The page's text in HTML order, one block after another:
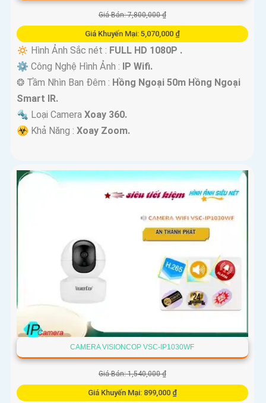
Giá Bán: 7,800,000 ₫
Giá Khuyến Mại: 5,070,000 ₫
🔅 Hình Ảnh Sắc nét : FULL HD 1080P .
⚙ Công Nghệ Hình Ảnh : IP Wifi.
❂ Tầm Nhìn Ban Đêm : Hồng Ngoại 50m Hồng Ngoại
Smart IR.
🔩 Loại Camera Xoay 360.
️☣️ Khả Năng : Xoay Zoom.
CAMERA VISIONCOP VSC-IP1030WF
Giá Bán: 1,540,000 ₫
Giá Khuyến Mại: 899,000 ₫